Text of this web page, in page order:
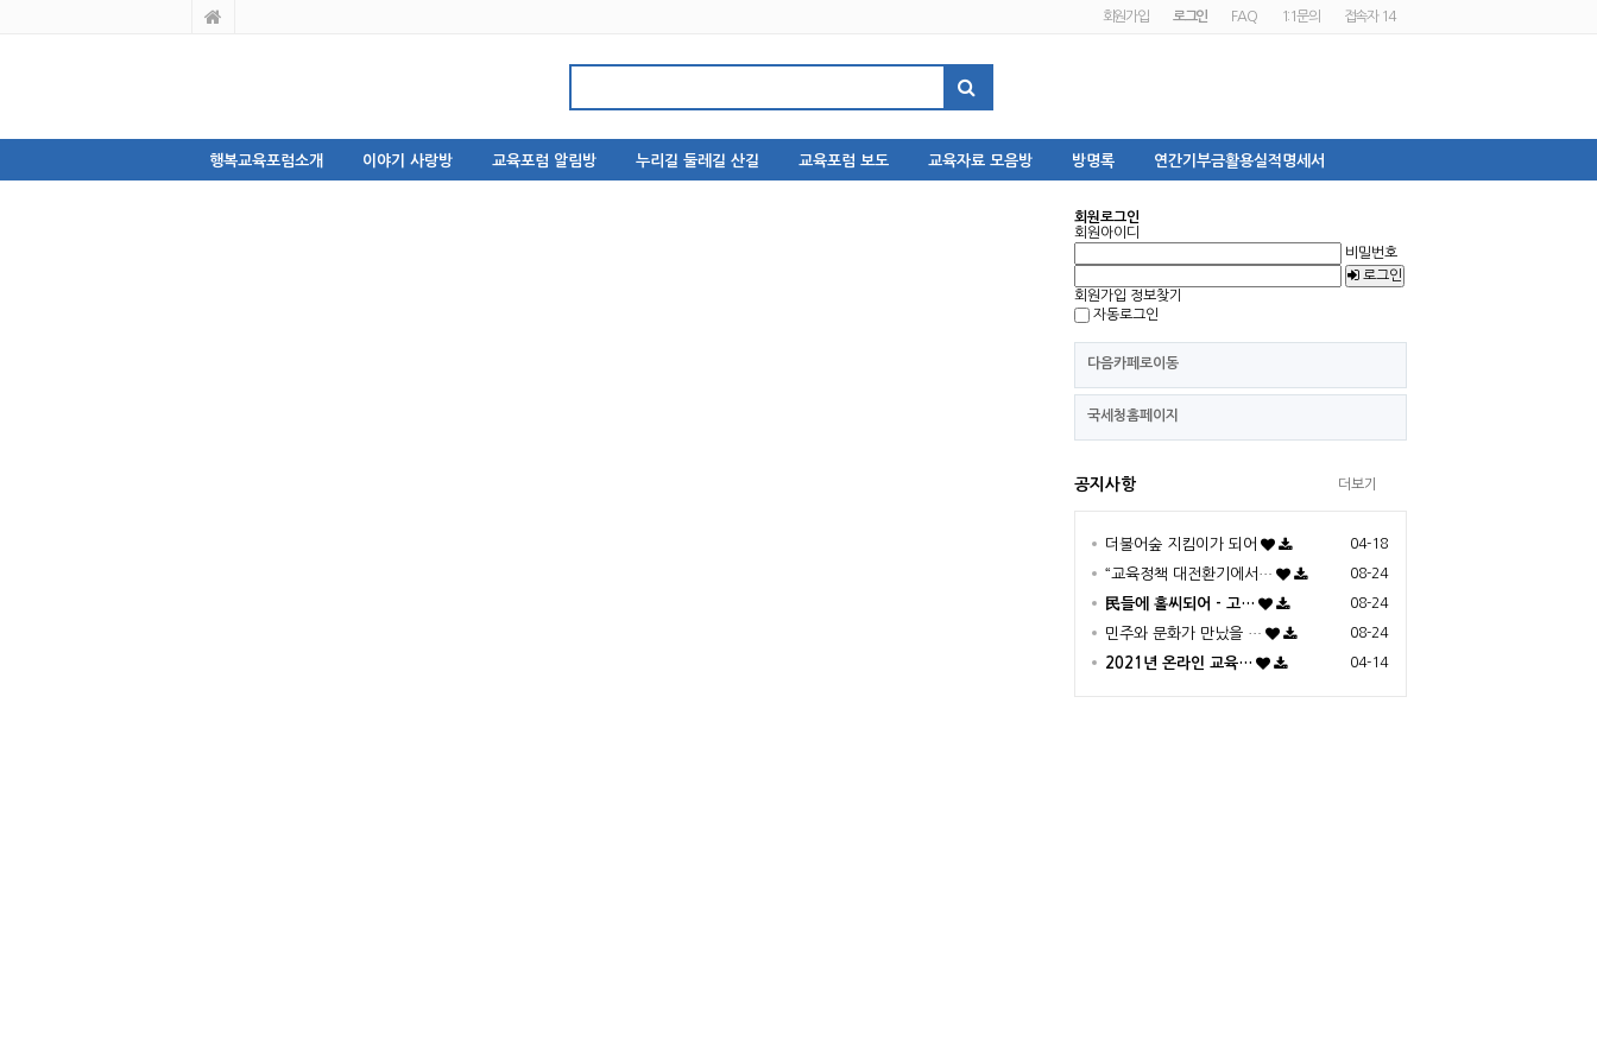
회원가입 로그인 FAQ 1:1문의 접속자 14
행복교육포럼소개 이야기 사랑방 교육포럼 알림방 누리길 둘레길 산길 교육포럼 보도 교육자료 모음방 방명록 연간기부금활용실적명세서
회원로그인
회원아이디
비밀번호
로그인
회원가입 정보찾기
자동로그인
다음카페로이동
국세청홈페이지
공지사항
더불어숲 지킴이가 되어 04-18
“교육정책 대전환기에서… 08-24
民들에 홀씨되어 - 고… 08-24
민주와 문화가 만났을 … 08-24
2021년 온라인 교육… 04-14
더보기